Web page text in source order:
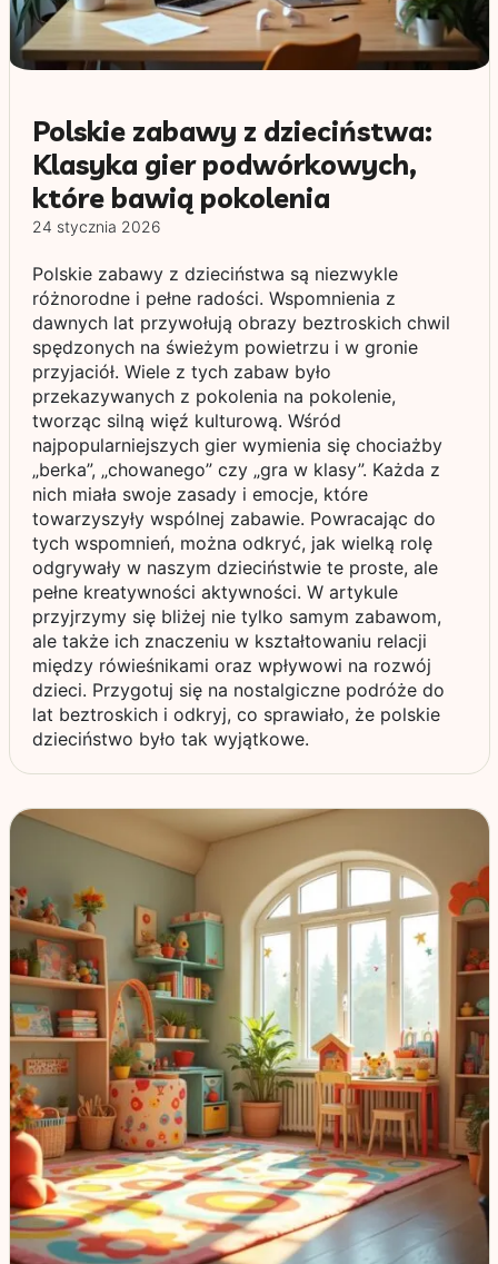
Polskie zabawy z dzieciństwa:
Klasyka gier podwórkowych,
które bawią pokolenia
24 stycznia 2026
Polskie zabawy z dzieciństwa są niezwykle
różnorodne i pełne radości. Wspomnienia z
dawnych lat przywołują obrazy beztroskich chwil
spędzonych na świeżym powietrzu i w gronie
przyjaciół. Wiele z tych zabaw było
przekazywanych z pokolenia na pokolenie,
tworząc silną więź kulturową. Wśród
najpopularniejszych gier wymienia się chociażby
„berka”, „chowanego” czy „gra w klasy”. Każda z
nich miała swoje zasady i emocje, które
towarzyszyły wspólnej zabawie. Powracając do
tych wspomnień, można odkryć, jak wielką rolę
odgrywały w naszym dzieciństwie te proste, ale
pełne kreatywności aktywności. W artykule
przyjrzymy się bliżej nie tylko samym zabawom,
ale także ich znaczeniu w kształtowaniu relacji
między rówieśnikami oraz wpływowi na rozwój
dzieci. Przygotuj się na nostalgiczne podróże do
lat beztroskich i odkryj, co sprawiało, że polskie
dzieciństwo było tak wyjątkowe.